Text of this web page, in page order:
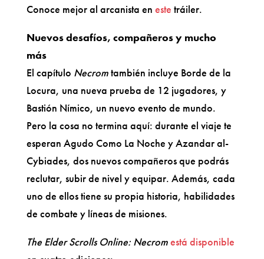
Conoce mejor al arcanista en este tráiler.
Nuevos desafíos, compañeros y mucho
más
El capítulo Necromtambién incluye Borde de la
Locura, una nueva prueba de 12 jugadores, y
Bastión Nímico, un nuevo evento de mundo.
Pero la cosa no termina aquí: durante el viaje te
esperan Agudo Como La Noche y Azandar al-
Cybiades, dos nuevos compañeros que podrás
reclutar, subir de nivel y equipar. Además, cada
uno de ellos tiene su propia historia, habilidades
de combate y líneas de misiones.
The Elder Scrolls Online: Necromestá disponible